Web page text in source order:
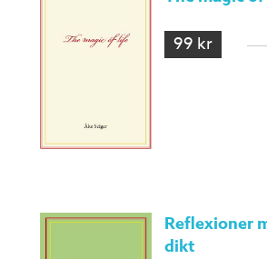
99 kr
Reflexioner
dikt